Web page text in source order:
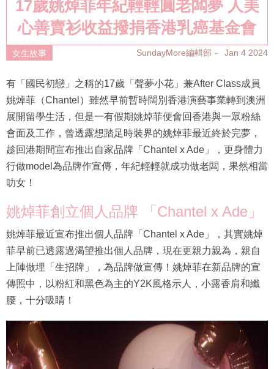
17歲姚焯菲年紀輕輕圓老闆夢 人美
心善賣衫收益撥捐香港乳癌基金會
女生故事 SundayMore編輯部 Jan 4 2024
有「國民初戀」之稱的17歲「聲夢小花」兼After Class成員
姚焯菲（Chantel）雖然早前暫時闊別香港演藝事業轉到澳洲
展開留學生活，但是一有假期姚焯菲便會回香港與一眾粉絲
會面及工作，曾透露想踏足時裝界的姚焯菲最近終於完夢，
趁回港期間宣布推出自家品牌「Chantel x Ade」，更身體力
行做model為品牌作宣傳，年紀輕輕就成功做老闆，果然相當
叻女！
姚焯菲創立個人品牌 「Chantel x Ade」
姚焯菲最近宣布推出個人品牌「Chantel x Ade」，其實姚焯
菲早前已透露過渴望推出個人品牌，現在更親力親為，親自
上陣做埋「生招牌」，為品牌做宣傳！姚焯菲在新品牌的宣
傳照中，以粉紅和黑色為主的Y2K風格示人，小露香肩和纖
腰，十分吸睛！